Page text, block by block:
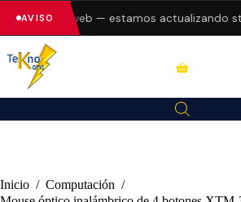
AVISO
en la web — estamos actualizando
Inicio / Computación /